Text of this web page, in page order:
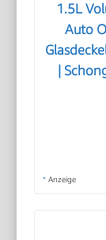
1.5L
Auto
|
* Anzeige